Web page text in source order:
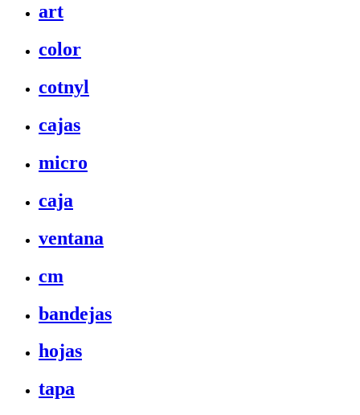
art
color
cotnyl
cajas
micro
caja
ventana
cm
bandejas
hojas
tapa